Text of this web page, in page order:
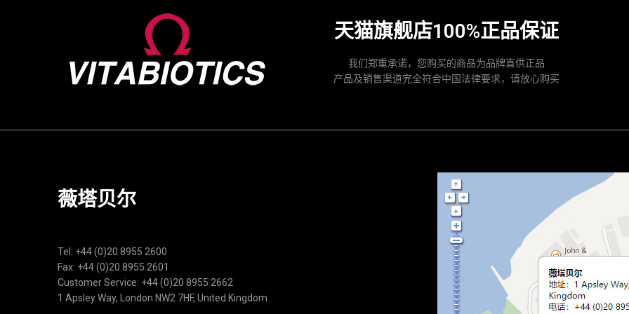
天猫旗舰店100%正品保证
我们郑重承诺，您购买的商品为品牌直供正品
产品及销售渠道完全符合中国法律要求，请放心购买
薇塔贝尔
Tel: +44 (0)20 8955 2600
Fax: +44 (0)20 8955 2601
Customer Service: +44 (0)20 8955 2662
1 Apsley Way, London NW2 7HF, United Kingdom